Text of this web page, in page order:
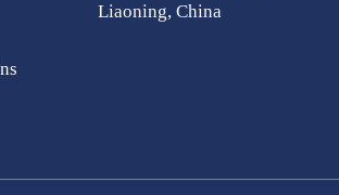
Liaoning, China